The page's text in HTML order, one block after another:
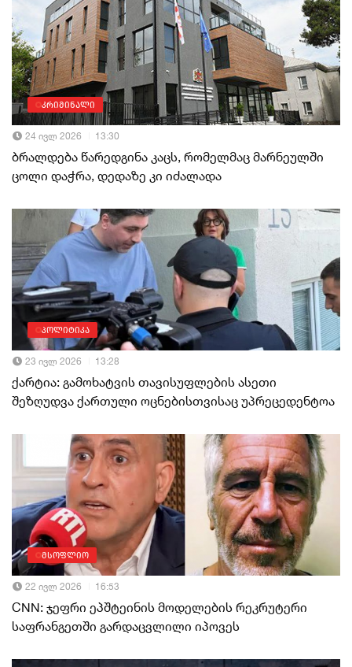
კრიმინალი
24 ივლ 2026 13:30
ბრალდება წარედგინა კაცს, რომელმაც მარნეულში
ცოლი დაჭრა, დედაზე კი იძალადა
პოლიტიკა
23 ივლ 2026 13:28
ქარტია: გამოხატვის თავისუფლების ასეთი
შეზღუდვა ქართული ოცნებისთვისაც უპრეცედენტოა
მსოფლიო
22 ივლ 2026 16:53
CNN: ჯეფრი ეპშტეინის მოდელების რეკრუტერი
საფრანგეთში გარდაცვლილი იპოვეს